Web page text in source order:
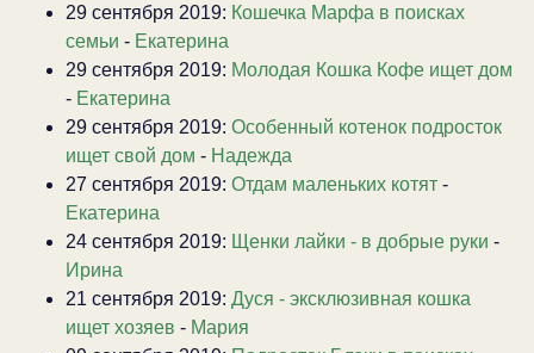
29 сентября 2019: Кошечка Марфа в поисках
семьи - Екатерина
29 сентября 2019: Молодая Кошка Кофе ищет дом
- Екатерина
29 сентября 2019: Особенный котенок подросток
ищет свой дом - Надежда
27 сентября 2019: Отдам маленьких котят -
Екатерина
24 сентября 2019: Щенки лайки - в добрые руки -
Ирина
21 сентября 2019: Дуся - эксклюзивная кошка
ищет хозяев - Мария